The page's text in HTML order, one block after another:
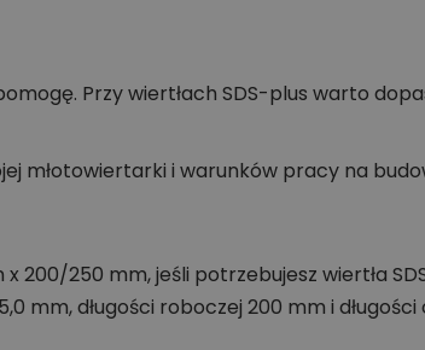
Przy wiertłach SDS-plus warto
młotowiertarki i warunków pracy na
200/250 mm, jeśli potrzebujesz wiertła
długości roboczej 200 mm i długości